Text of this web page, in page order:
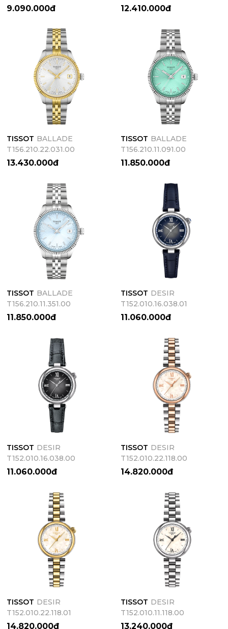
9.090.000đ 12.410.000đ
TISSOT BALLADE
T156.210.22.031.00
13.430.000đ
TISSOT BALLADE
T156.210.11.091.00
11.850.000đ
TISSOT BALLADE
T156.210.11.351.00
11.850.000đ
TISSOT DESIR
T152.010.16.038.01
11.060.000đ
TISSOT DESIR
T152.010.16.038.00
11.060.000đ
TISSOT DESIR
T152.010.22.118.00
14.820.000đ
TISSOT DESIR
T152.010.22.118.01
14.820.000đ
TISSOT DESIR
T152.010.11.118.00
13.240.000đ